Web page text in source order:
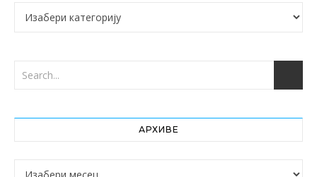
Категорије
АРХИВЕ
Архиве